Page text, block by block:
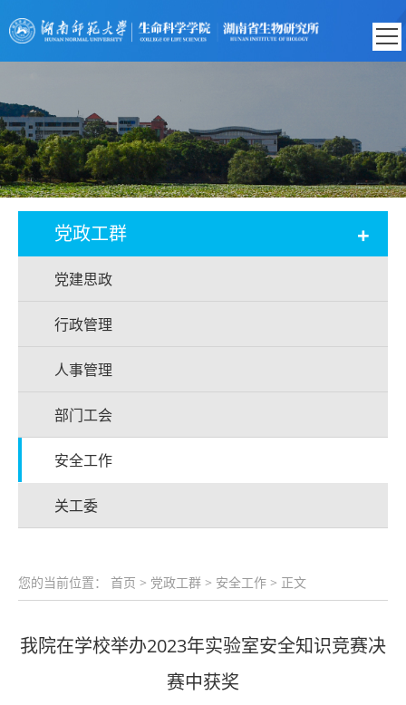
党政工群 +
党建思政
行政管理
人事管理
部门工会
安全工作
关工委
您的当前位置： 首页 > 党政工群 > 安全工作 > 正文
我院在学校举办2023年实验室安全知识竞赛决
赛中获奖